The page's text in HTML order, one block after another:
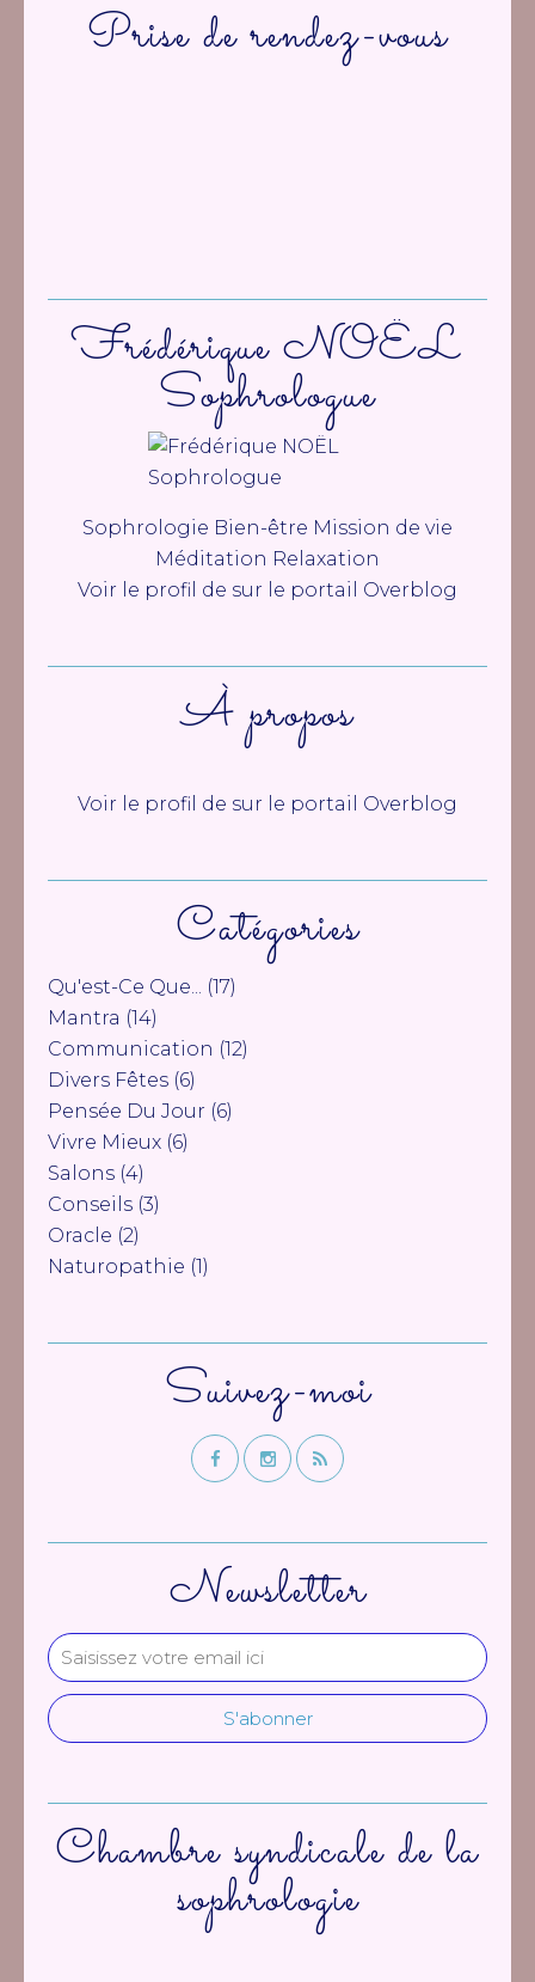
Newsletter
Catégories
Qu'est-Ce Que... (17)
Mantra (14)
Communication (12)
Divers Fêtes (6)
Pensée Du Jour (6)
Vivre Mieux (6)
Salons (4)
Conseils (3)
Oracle (2)
Naturopathie (1)
Frédérique NOËL
Sophrologue
Sophrologie Bien-être Mission de vie
Méditation Relaxation
Voir le profil de sur le portail Overblog
Suivez-moi
À propos
Voir le profil de sur le portail Overblog
Prise de rendez-vous
Chambre syndicale de la
sophrologie